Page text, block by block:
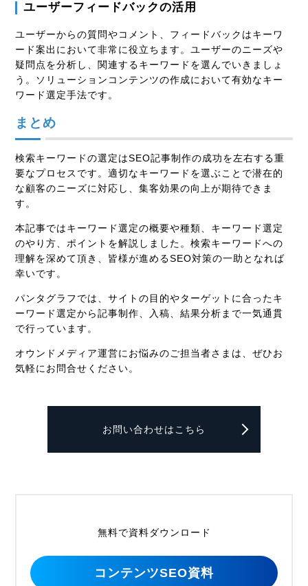
ユーザーフィードバックの活用
ユーザーからの質問やコメント、フィードバックはキーワ
ード案出において非常に役立ちます。ユーザーのニーズや
疑問点を分析し、関連するキーワードを選んでいきましょ
う。ソリューションコンテンツの作成において有効なキー
ワード選定手法です。
まとめ
検索キーワードの選定はSEO記事制作の成功を左右する重
要なプロセスです。適切なキーワードを選ぶことで潜在的
な顧客のニーズに対応し、集客効果の向上が期待できま
す。
本記事ではキーワード選定の概要や種類、キーワード選定
のやり方、ポイントを解説しました。検索キーワードへの
理解を深めて頂き、皆様が進めるSEO対策の一助となれば
幸いです。
パンタグラフでは、サイトの目的やターゲットに合ったキ
ーワード選定から記事制作、入稿、結果分析まで一気通貫
で行っています。
オウンドメディア運営にお悩みのご担当者さまは、ぜひお
気軽にお問合せください。
お問い合わせはこちら
無料で資料ダウンロード
コンテンツSEO資料